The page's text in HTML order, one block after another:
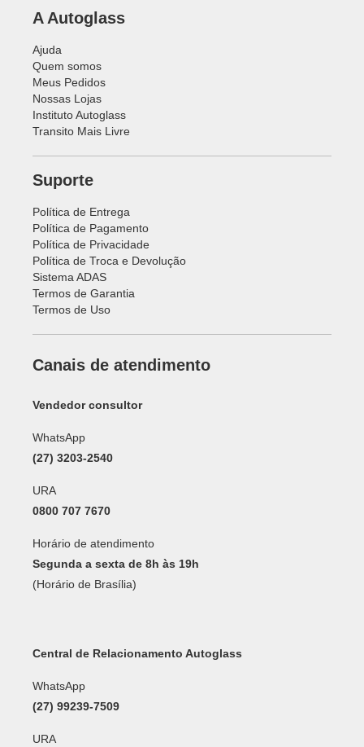
A Autoglass
Ajuda
Quem somos
Meus Pedidos
Nossas Lojas
Instituto Autoglass
Transito Mais Livre
Suporte
Política de Entrega
Política de Pagamento
Política de Privacidade
Política de Troca e Devolução
Sistema ADAS
Termos de Garantia
Termos de Uso
Canais de atendimento
Vendedor consultor
WhatsApp
(27) 3203-2540
URA
0800 707 7670
Horário de atendimento
Segunda a sexta de 8h às 19h
(Horário de Brasília)
Central de Relacionamento Autoglass
WhatsApp
(27) 99239-7509
URA